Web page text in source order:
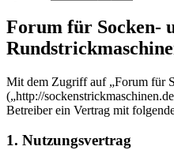
Forum für Socken-
Mit dem Zugriff auf „Forum für
(„http://
Betreiber ein Vertrag mit
1. Nutzungsvertrag